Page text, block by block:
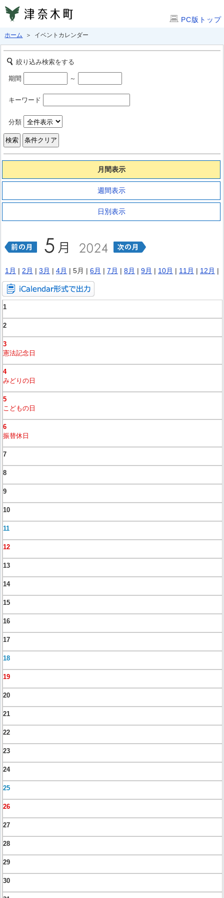
PC版トップ
ホーム ＞ イベントカレンダー
絞り込み検索をする
期間 ～
キーワード
分類
月間表示
週間表示
日別表示
1月 | 2月 | 3月 | 4月 | 5月 | 6月 | 7月 | 8月 | 9月 | 10月 | 11月 | 12月 |
1
2
3
憲法記念日
4
みどりの日
5
こどもの日
6
振替休日
7
8
9
10
11
12
13
14
15
16
17
18
19
20
21
22
23
24
25
26
27
28
29
30